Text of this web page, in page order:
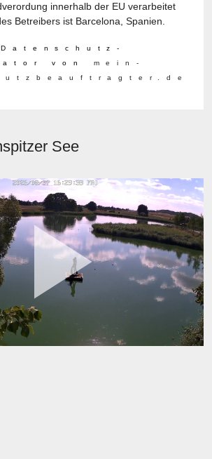
innerhalb der EU verarbeitet
Betreibers ist Barcelona, Spanien.
von mein-
See